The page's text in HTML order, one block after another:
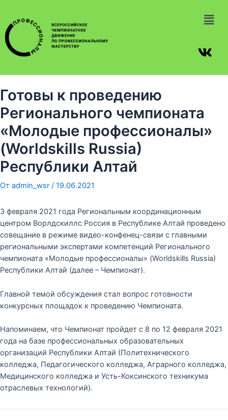
Готовы к проведению
Регионального чемпионата
«Молодые профессионалы»
(Worldskills Russia)
Республики Алтай
От admin_wsr / 19.06.2021
3 февраля 2021 года Региональным координационным
центром Ворлдскиллс Россия в Республике Алтай проведено
совещание в режиме видео-конфенец-связи с главными
региональными экспертами компетенций Регионального
чемпионата «Молодые профессионалы» (Worldskills Russia)
Республики Алтай (далее – Чемпионат).
Главной темой обсуждения стал вопрос готовности
конкурсных площадок к проведению Чемпионата.
Напоминаем, что Чемпионат пройдет с 8 по 12 февраля 2021
года на базе профессиональных образовательных
организаций Республики Алтай (Политехнического
колледжа, Педагогического колледжа, Аграрного колледжа,
Медицинского колледжа и Усть-Коксинского техникума
отраслевых технологий).